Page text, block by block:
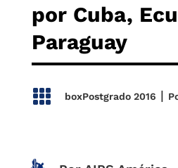
por Cuba,
Paraguay
 boxPostgrado 2016 |